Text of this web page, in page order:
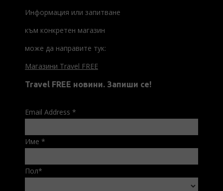
Информация или запитване
към конкретен магазин
може да направите тук:
Магазини Travel FREE
Travel FREE новини. Запиши се!
Email Address *
Име *
Пол*